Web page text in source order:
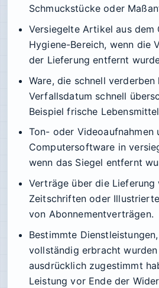
Schmuckstücke oder
Versiegelte Artikel aus dem
Hygiene-Bereich, wenn die
der Lieferung entfernt
Ware, die schnell
Verfallsdatum schnell
Beispiel frische
Ton- oder Videoaufnahmen
Computersoftware in
wenn das Siegel entfernt
Verträge über die Lieferung
Zeitschriften oder
von Abonnementverträgen.
Bestimmte
vollständig erbracht
ausdrücklich zugestimmt
Leistung vor Ende der